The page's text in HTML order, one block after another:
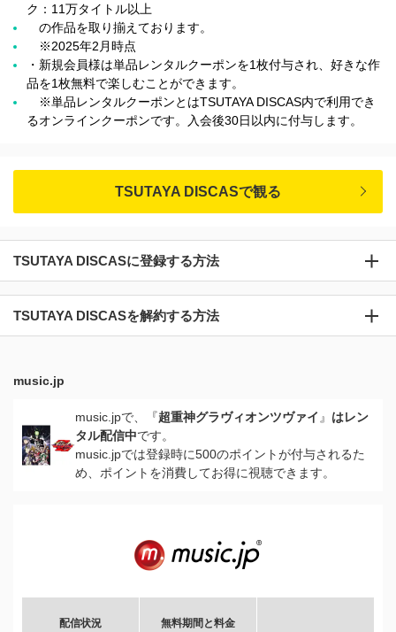
ク：11万タイトル以上
の作品を取り揃えております。
※2025年2月時点
・新規会員様は単品レンタルクーポンを1枚付与され、好きな作
品を1枚無料で楽しむことができます。
※単品レンタルクーポンとはTSUTAYA DISCAS内で利用でき
るオンラインクーポンです。入会後30日以内に付与します。
TSUTAYA DISCASで観る
TSUTAYA DISCASに登録する方法
TSUTAYA DISCASを解約する方法
music.jp
music.jpで、『超重神グラヴィオンツヴァイ 』 はレン
タル配信中です。
music.jpでは登録時に500のポイントが付与されるた
め、ポイントを消費してお得に視聴できます。
配信状況 無料期間と料金